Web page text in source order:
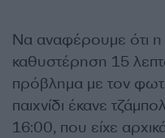
Να αναφέρουμε ότι η
καθυστέρηση 15
πρόβλημα με τον
παιχνίδι έκανε
16:00, που είχε